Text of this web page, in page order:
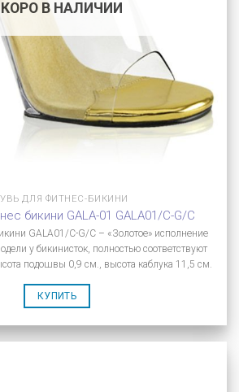
В НАЛИЧИИ
ДЛЯ ФИТНЕС-БИКИНИ
бикини GALA-01 GALA01/C-G/C
GALA01/C-G/C – «Золотое» исполнение
у бикинисток, полностью соответствуют
подошвы 0,9 см., высота каблука 11,5 см.
КУПИТЬ